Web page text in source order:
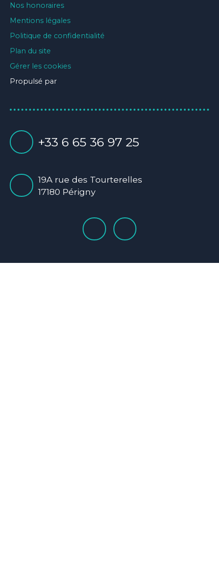
Nos honoraires
Mentions légales
Politique de confidentialité
Plan du site
Gérer les cookies
Propulsé par
+33 6 65 36 97 25
19A rue des Tourterelles
17180 Périgny